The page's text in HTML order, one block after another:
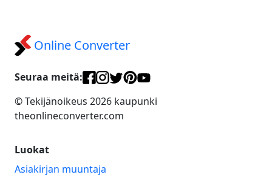
Online Converter
Seuraa meitä:
© Tekijänoikeus 2026 kaupunki
theonlineconverter.com
Luokat
Asiakirjan muuntaja